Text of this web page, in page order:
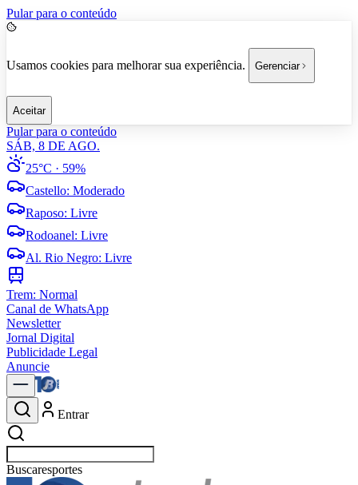
Pular para o conteúdo
Usamos cookies para melhorar sua experiência. Gerenciar
Aceitar
Pular para o conteúdo
SÁB, 8 DE AGO.
25°C · 59%
Castello: Moderado
Raposo: Livre
Rodoanel: Livre
Al. Rio Negro: Livre
Trem: Normal
Canal de WhatsApp
Newsletter
Jornal Digital
Publicidade Legal
Anuncie
Entrar
Buscarpolítica